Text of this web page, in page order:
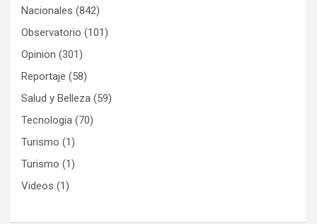
Nacionales (842)
Observatorio (101)
Opinion (301)
Reportaje (58)
Salud y Belleza (59)
Tecnologia (70)
Turismo (1)
Turismo (1)
Videos (1)